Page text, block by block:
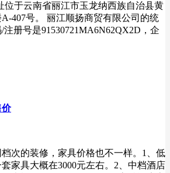
位于云南省丽江市玉龙纳西族自治县黄
407号。 丽江顺扬商贸有限公司的统
册号是91530721MA6N62QX2D，企
价
次的装修，家具价格也不一样。1、低
家具大概在3000元左右。2、中档酒店